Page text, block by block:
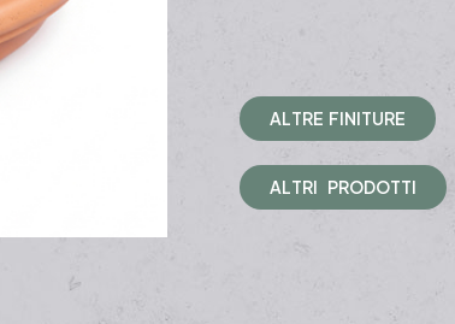
ALTRE FINITURE
ALTRI PRODOTTI